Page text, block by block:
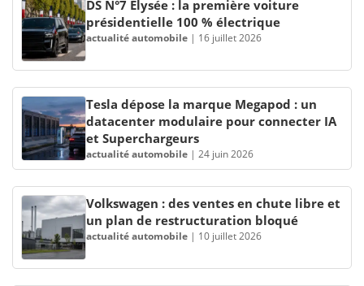
DS N°7 Élysée : la première voiture
présidentielle 100 % électrique
actualité automobile | 16 juillet 2026
Tesla dépose la marque Megapod : un
datacenter modulaire pour connecter IA
et Superchargeurs
actualité automobile | 24 juin 2026
Volkswagen : des ventes en chute libre et
un plan de restructuration bloqué
actualité automobile | 10 juillet 2026